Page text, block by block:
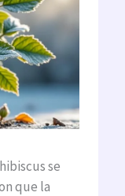
se
que la